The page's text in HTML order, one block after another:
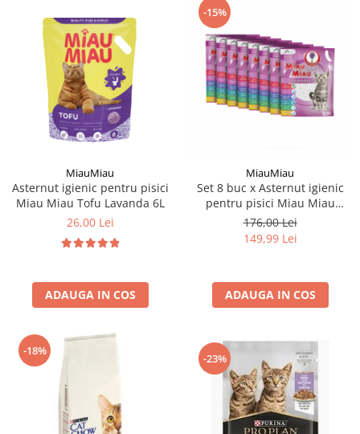
MiauMiau
Asternut igienic pentru pisici
Miau Miau Tofu Lavanda 6L
26,00 Lei
ADAUGA IN COS
-15%
MiauMiau
Set 8 buc x Asternut igienic
pentru pisici Miau Miau
Silicat Lavanda 3,8L
176,00 Lei
149,99 Lei
ADAUGA IN COS
-18%
-23%